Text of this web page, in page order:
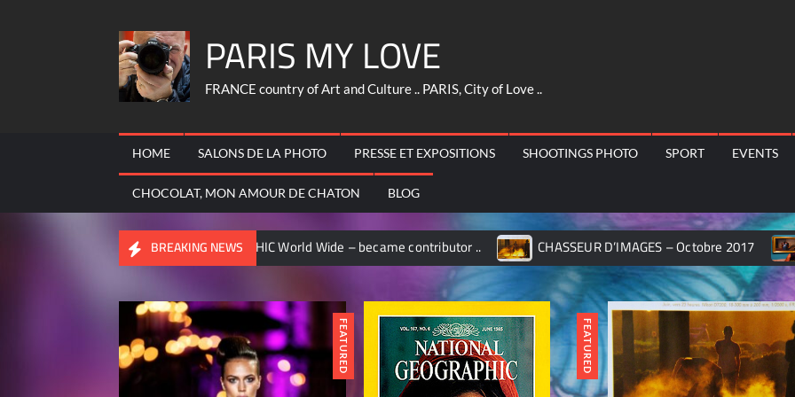
PARIS MY LOVE
FRANCE country of Art and Culture .. PARIS, City of Love ..
HOME SALONS DE LA PHOTO PRESSE ET EXPOSITIONS SHOOTINGS PHOTO SPORT EVENTS
CHOCOLAT, MON AMOUR DE CHATON BLOG
BREAKING NEWS
GEOGRAPHIC World Wide – became contributor .. CHASSEUR D’IMAGES – Octobre 2017 MILANO – Pinacoteca di
FEATURED FEATURED